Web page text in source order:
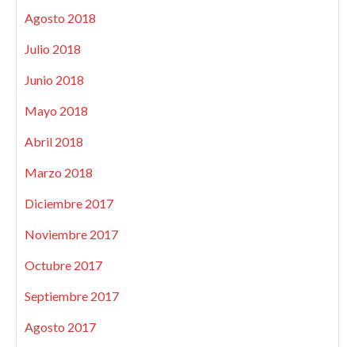
Agosto 2018
Julio 2018
Junio 2018
Mayo 2018
Abril 2018
Marzo 2018
Diciembre 2017
Noviembre 2017
Octubre 2017
Septiembre 2017
Agosto 2017